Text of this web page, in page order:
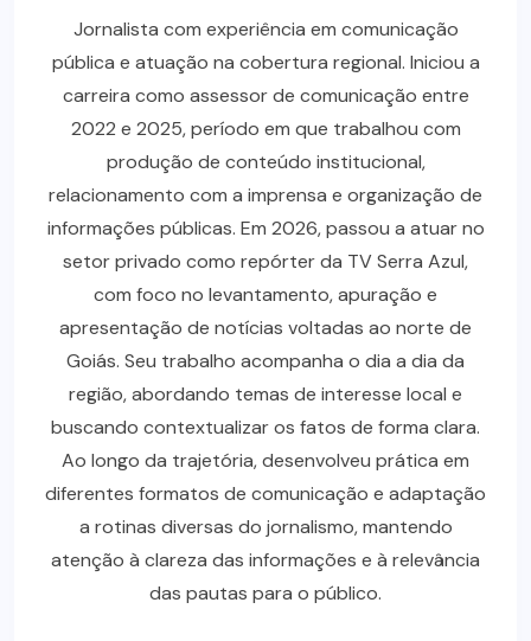
Jornalista com experiência em comunicação
pública e atuação na cobertura regional. Iniciou a
carreira como assessor de comunicação entre
2022 e 2025, período em que trabalhou com
produção de conteúdo institucional,
relacionamento com a imprensa e organização de
informações públicas. Em 2026, passou a atuar no
setor privado como repórter da TV Serra Azul,
com foco no levantamento, apuração e
apresentação de notícias voltadas ao norte de
Goiás. Seu trabalho acompanha o dia a dia da
região, abordando temas de interesse local e
buscando contextualizar os fatos de forma clara.
Ao longo da trajetória, desenvolveu prática em
diferentes formatos de comunicação e adaptação
a rotinas diversas do jornalismo, mantendo
atenção à clareza das informações e à relevância
das pautas para o público.